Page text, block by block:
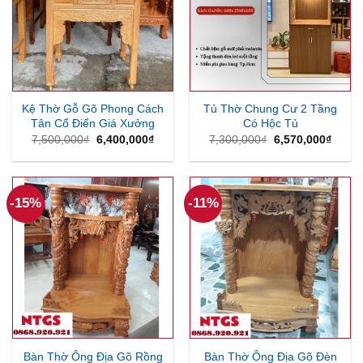
Kệ Thờ Gỗ Gõ Phong Cách
Tân Cổ Điển Giá Xưởng
7,500,000₫ Giá
là:
6,400,000₫Giá
tại
6,400,000₫.
Tủ Thờ Chung Cư 2 Tầng
Có Hộc Tủ
7,300,000₫ Giá
là:
6,570,000₫Giá
tại
-15%
Bàn Thờ Ông Địa Gõ Rồng
-11%
Bàn Thờ Ông Địa Gõ Đèn